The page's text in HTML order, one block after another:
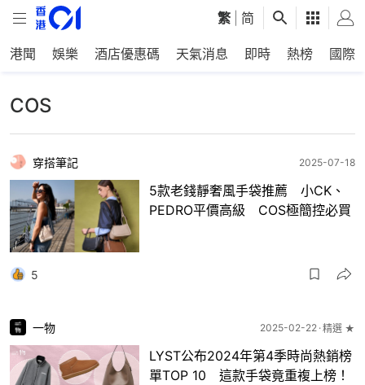
繁 简
港聞 娛樂 酒店優惠碼 天氣消息 即時 熱榜 國際
COS
穿搭筆記 2025-07-18
5款老錢靜奢風手袋推薦 小CK、
PEDRO平價高級 COS極簡控必買
5
一物 2025-02-22 精選 ★
LYST公布2024年第4季時尚熱銷榜
單TOP 10 這款手袋竟重複上榜！